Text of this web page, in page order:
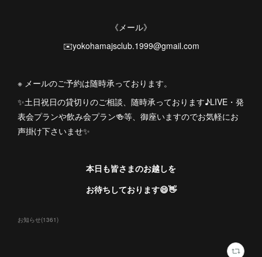
《メール》
✉️yokohamajsclub.1999@gmail.com
※ メールのご予約は随時承っております。
✨土日祝日の貸切りのご相談、随時承っております♪LIVE・発
表会プランや飲み会プラン🍻等、御座いますのでお気軽にお
声掛け下さいませ✨
本日も皆さまのお越しを
お待ちしております😄👋
お知らせ(1361)